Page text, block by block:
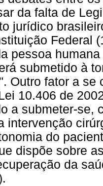
da falta de
jurídico
Federal
pessoa
submetido à
Outro fator a
10.406 de
a submeter-se,
intervenção
do
dispõe sobre
da